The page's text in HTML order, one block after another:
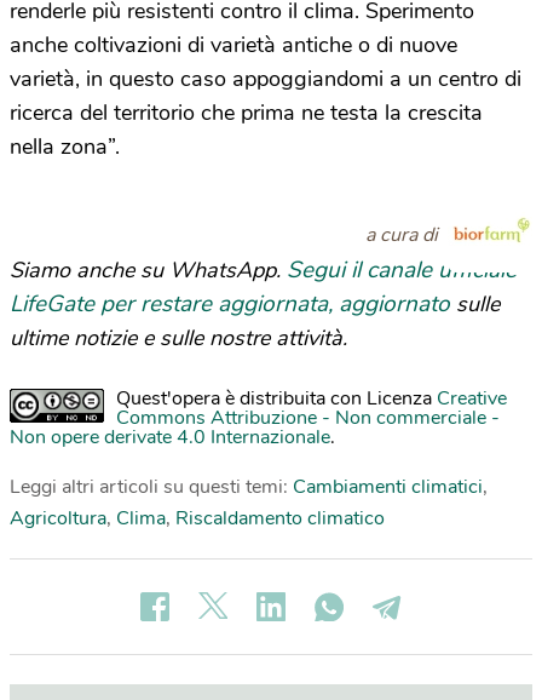
renderle più resistenti contro il clima. Sperimento
anche coltivazioni di varietà antiche o di nuove
varietà, in questo caso appoggiandomi a un centro di
ricerca del territorio che prima ne testa la crescita
nella zona”.
a cura di
Siamo anche su WhatsApp. Segui il canale ufficiale
LifeGate per restare aggiornata, aggiornato sulle
ultime notizie e sulle nostre attività.
Quest'opera è distribuita con Licenza Creative
Commons Attribuzione - Non commerciale -
Non opere derivate 4.0 Internazionale.
Leggi altri articoli su questi temi: Cambiamenti climatici,
Agricoltura, Clima, Riscaldamento climatico